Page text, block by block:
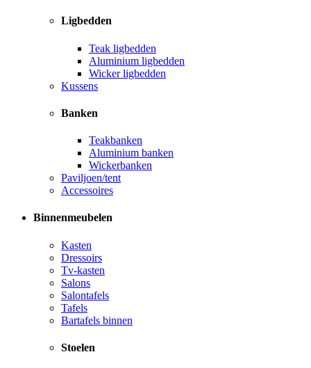
Ligbedden
Teak ligbedden
Aluminium ligbedden
Wicker ligbedden
Kussens
Banken
Teakbanken
Aluminium banken
Wickerbanken
Paviljoen/tent
Accessoires
Binnenmeubelen
Kasten
Dressoirs
Tv-kasten
Salons
Salontafels
Tafels
Bartafels binnen
Stoelen